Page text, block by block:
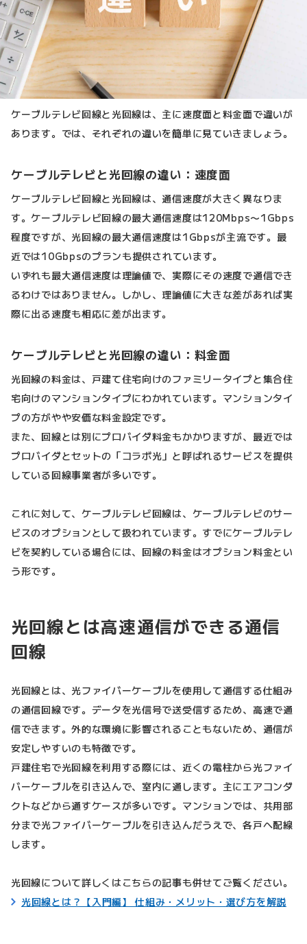
ケーブルテレビ回線と光回線は、主に速度面と料金面で違いが
あります。では、それぞれの違いを簡単に見ていきましょう。
ケーブルテレビと光回線の違い：速度面
ケーブルテレビ回線と光回線は、通信速度が大きく異なりま
す。ケーブルテレビ回線の最大通信速度は120Mbps〜1Gbps
程度ですが、光回線の最大通信速度は1Gbpsが主流です。最
近では10Gbpsのプランも提供されています。
いずれも最大通信速度は理論値で、実際にその速度で通信でき
るわけではありません。しかし、理論値に大きな差があれば実
際に出る速度も相応に差が出ます。
ケーブルテレビと光回線の違い：料金面
光回線の料金は、戸建て住宅向けのファミリータイプと集合住
宅向けのマンションタイプにわかれています。マンションタイ
プの方がやや安価な料金設定です。
また、回線とは別にプロバイダ料金もかかりますが、最近では
プロバイダとセットの「コラボ光」と呼ばれるサービスを提供
している回線事業者が多いです。
これに対して、ケーブルテレビ回線は、ケーブルテレビのサー
ビスのオプションとして扱われています。すでにケーブルテレ
ビを契約している場合には、回線の料金はオプション料金とい
う形です。
光回線とは高速通信ができる通信
回線
光回線とは、光ファイバーケーブルを使用して通信する仕組み
の通信回線です。データを光信号で送受信するため、高速で通
信できます。外的な環境に影響されることもないため、通信が
安定しやすいのも特徴です。
戸建住宅で光回線を利用する際には、近くの電柱から光ファイ
バーケーブルを引き込んで、室内に通します。主にエアコンダ
クトなどから通すケースが多いです。マンションでは、共用部
分まで光ファイバーケーブルを引き込んだうえで、各戸へ配線
します。
光回線について詳しくはこちらの記事も併せてご覧ください。
光回線とは？【入門編】 仕組み・メリット・選び方を解説